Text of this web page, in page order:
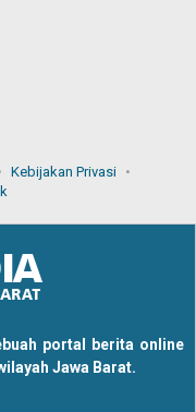
Kebijakan Privasi
portal berita online
Jawa Barat.